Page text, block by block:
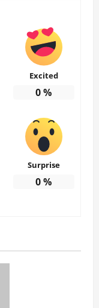
Excited
0%
Surprise
0%